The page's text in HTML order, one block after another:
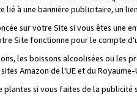
lié à une bannière publicitaire, un
sur votre Site si vous êtes une
Site fonctionne pour le compte
les boissons alcoolisées ou les
Amazon de l'UE et du Royaume-
si vous faites de la publicité